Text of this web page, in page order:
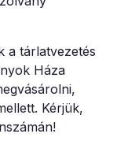
a tárlatvezetés
Háza
Kérjük,